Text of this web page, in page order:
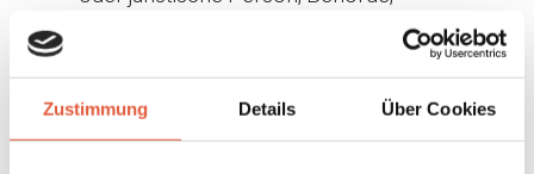
Zustimmung Details Über Cookies
personenbezogene Daten im Auftrag des
Verantwortlichen verarbeitet.
Empfänger